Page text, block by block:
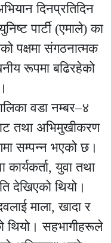
दिनप्रतिदिन
पार्टी (एमाले) का
पक्षमा संगठनात्मक
रूपमा बढिरहेको
वडा नम्बर–४
तथा अभिमुखीकरण
सम्पन्न भएको छ।
युवा तथा
देखिएको थियो।
माला, खादा र
थियो। सहभागीहरूले